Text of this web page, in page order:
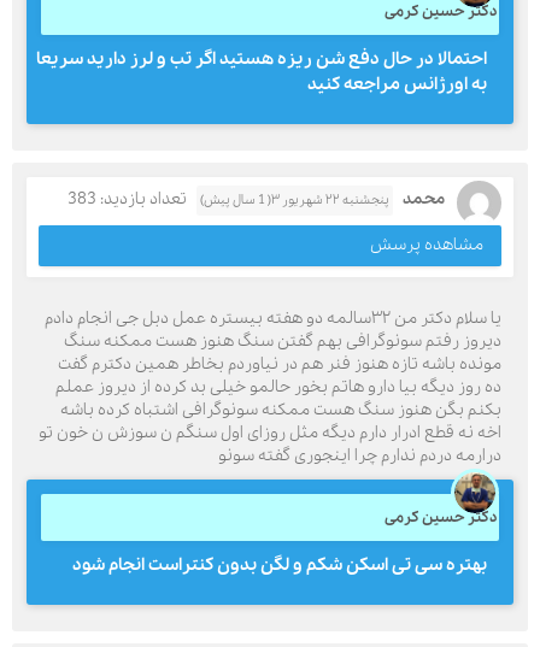
دکتر حسین کرمی
احتمالا در حال دفع شن ریزه هستید اگر تب و لرز دارید سریعا
به اورژانس مراجعه کنید
محمد پنجشنبه ۲۲ شهریور ۳( 1 سال پیش)
تعداد بازدید: 383
مشاهده پرسش
یا سلام دکتر من ۳۲سالمه دو هفته بیستره عمل دبل جی انجام دادم
دیروز رفتم سونوگرافی بهم گفتن سنگ هنوز هست ممکنه سنگ
مونده باشه تازه هنوز فنر هم در نیاوردم بخاطر همین دکترم گفت
ده روز دیگه بیا دارو هاتم بخور حالمو خیلی بد کرده از دیروز عملم
بکنم بگن هنوز سنگ هست ممکنه سونوگرافی اشتباه کرده باشه
اخه نه قطع ادرار دارم دیگه مثل روزای اول سنگم ن سوزش ن خون تو
درارمه دردم ندارم چرا اینجوری گفته سونو
دکتر حسین کرمی
بهتره سی تی اسکن شکم و لگن بدون کنتراست انجام شود